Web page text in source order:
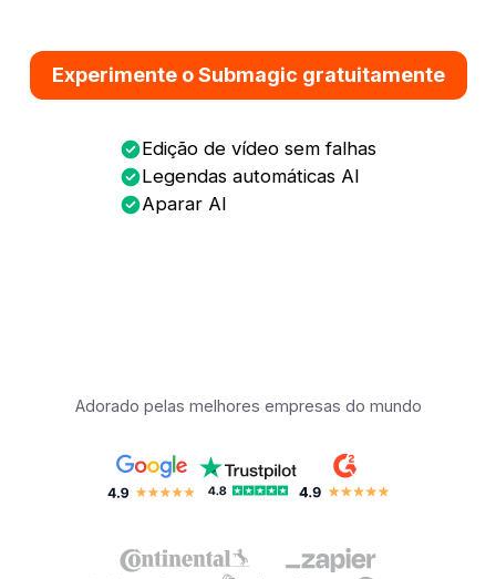
Experimente o Submagic gratuitamente
Edição de vídeo sem falhas
Legendas automáticas AI
Aparar AI
Adorado pelas melhores empresas do mundo